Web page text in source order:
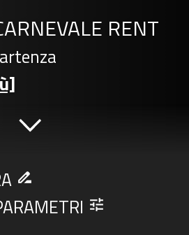
RENT
drive_file_rename_outline
tune